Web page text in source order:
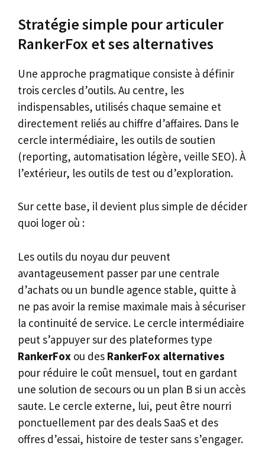
Stratégie simple pour articuler
RankerFox et ses alternatives
Une approche pragmatique consiste à définir
trois cercles d’outils. Au centre, les
indispensables, utilisés chaque semaine et
directement reliés au chiffre d’affaires. Dans le
cercle intermédiaire, les outils de soutien
(reporting, automatisation légère, veille SEO). À
l’extérieur, les outils de test ou d’exploration.
Sur cette base, il devient plus simple de décider
quoi loger où :
Les outils du noyau dur peuvent
avantageusement passer par une centrale
d’achats ou un bundle agence stable, quitte à
ne pas avoir la remise maximale mais à sécuriser
la continuité de service. Le cercle intermédiaire
peut s’appuyer sur des plateformes type
RankerFox ou des RankerFox alternatives
pour réduire le coût mensuel, tout en gardant
une solution de secours ou un plan B si un accès
saute. Le cercle externe, lui, peut être nourri
ponctuellement par des deals SaaS et des
offres d’essai, histoire de tester sans s’engager.